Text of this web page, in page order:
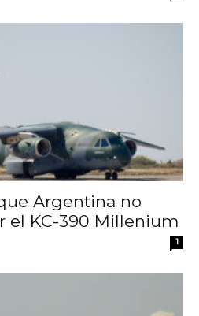
Argentina no
el KC-390 Millenium
1